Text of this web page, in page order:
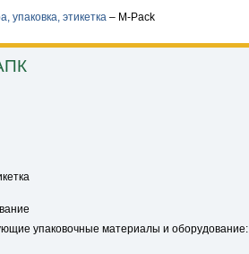
упаковка, этикетка – M-Pack
упаковочные материалы и оборудование: